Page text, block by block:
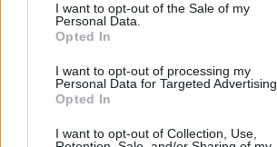
I want to opt-out of the Sale of my
Personal Data.
Opted In
I want to opt-out of processing my
Personal Data for Targeted Advertising.
Opted In
I want to opt-out of Collection, Use,
32 laipsnių šilumos
Ukrainos politikoje: jis yra neteisus